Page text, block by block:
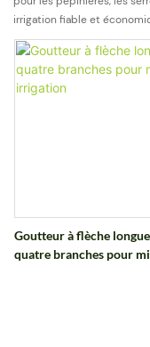
irrigation fiable et
Goutteur à flèche
quatre branches pour